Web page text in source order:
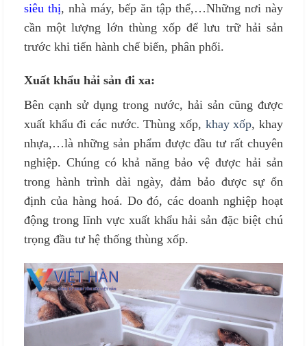
siêu thị, nhà máy, bếp ăn tập thể,…Những nơi này
cần một lượng lớn thùng xốp để lưu trữ hải sản
trước khi tiến hành chế biến, phân phối.
Xuất khẩu hải sản đi xa:
Bên cạnh sử dụng trong nước, hải sản cũng được
xuất khẩu đi các nước. Thùng xốp, khay xốp, khay
nhựa,…là những sản phẩm được đầu tư rất chuyên
nghiệp. Chúng có khả năng bảo vệ được hải sản
trong hành trình dài ngày, đảm bảo được sự ổn
định của hàng hoá. Do đó, các doanh nghiệp hoạt
động trong lĩnh vực xuất khẩu hải sản đặc biệt chú
trọng đầu tư hệ thống thùng xốp.